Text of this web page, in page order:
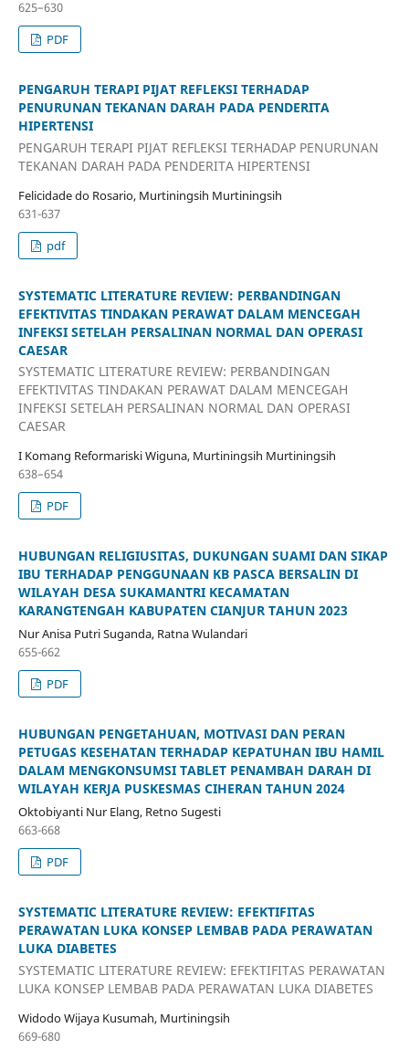
625–630
PDF
PENGARUH TERAPI PIJAT REFLEKSI TERHADAP
PENURUNAN TEKANAN DARAH PADA PENDERITA
HIPERTENSI
PENGARUH TERAPI PIJAT REFLEKSI TERHADAP PENURUNAN
TEKANAN DARAH PADA PENDERITA HIPERTENSI
Felicidade do Rosario, Murtiningsih Murtiningsih
631-637
pdf
SYSTEMATIC LITERATURE REVIEW: PERBANDINGAN
EFEKTIVITAS TINDAKAN PERAWAT DALAM MENCEGAH
INFEKSI SETELAH PERSALINAN NORMAL DAN OPERASI
CAESAR
SYSTEMATIC LITERATURE REVIEW: PERBANDINGAN
EFEKTIVITAS TINDAKAN PERAWAT DALAM MENCEGAH
INFEKSI SETELAH PERSALINAN NORMAL DAN OPERASI
CAESAR
I Komang Reformariski Wiguna, Murtiningsih Murtiningsih
638–654
PDF
HUBUNGAN RELIGIUSITAS, DUKUNGAN SUAMI DAN SIKAP
IBU TERHADAP PENGGUNAAN KB PASCA BERSALIN DI
WILAYAH DESA SUKAMANTRI KECAMATAN
KARANGTENGAH KABUPATEN CIANJUR TAHUN 2023
Nur Anisa Putri Suganda, Ratna Wulandari
655-662
PDF
HUBUNGAN PENGETAHUAN, MOTIVASI DAN PERAN
PETUGAS KESEHATAN TERHADAP KEPATUHAN IBU HAMIL
DALAM MENGKONSUMSI TABLET PENAMBAH DARAH DI
WILAYAH KERJA PUSKESMAS CIHERAN TAHUN 2024
Oktobiyanti Nur Elang, Retno Sugesti
663-668
PDF
SYSTEMATIC LITERATURE REVIEW: EFEKTIFITAS
PERAWATAN LUKA KONSEP LEMBAB PADA PERAWATAN
LUKA DIABETES
SYSTEMATIC LITERATURE REVIEW: EFEKTIFITAS PERAWATAN
LUKA KONSEP LEMBAB PADA PERAWATAN LUKA DIABETES
Widodo Wijaya Kusumah, Murtiningsih
669-680